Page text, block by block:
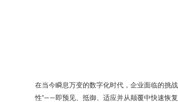
在当今瞬息万变的数字化时代，企业面临的挑
性”——即预见、抵御、适应并从颠覆中快速恢